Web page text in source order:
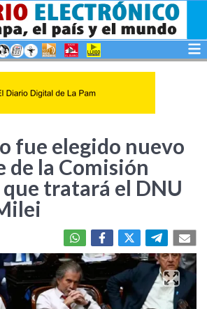
fue elegido nuevo
de la Comisión
tratará el DNU